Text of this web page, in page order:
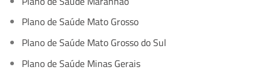
Plano de Saúde Mato Grosso
Plano de Saúde Mato Grosso do Sul
Plano de Saúde Minas Gerais